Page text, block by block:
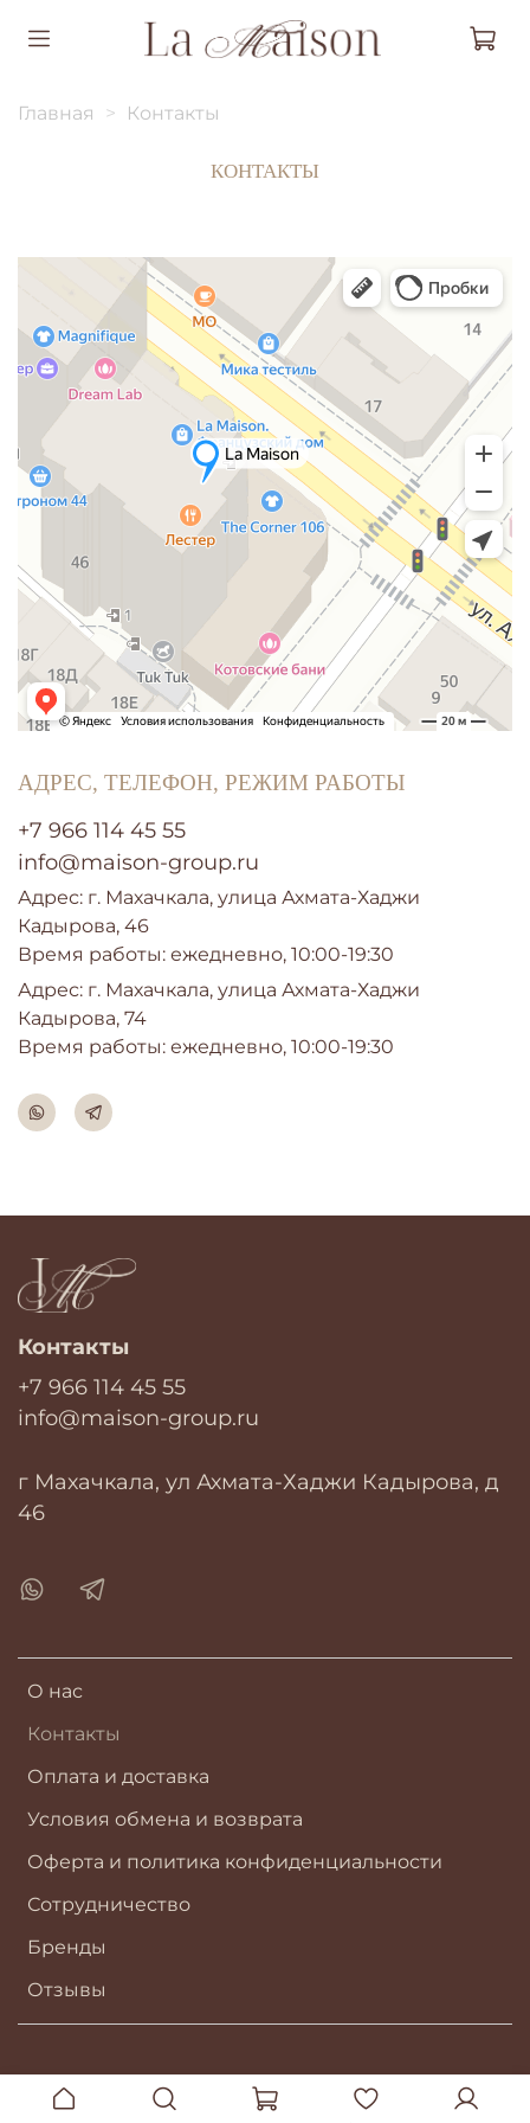
Главная Контакты
КОНТАКТЫ
АДРЕС, ТЕЛЕФОН, РЕЖИМ РАБОТЫ
+7 966 114 45 55
info@maison-group.ru
Адрес: г. Махачкала, улица Ахмата-Хаджи
Кадырова, 46
Время работы: ежедневно, 10:00-19:30
Адрес: г. Махачкала, улица Ахмата-Хаджи
Кадырова, 74
Время работы: ежедневно, 10:00-19:30
О нас
Контакты
Оплата и доставка
Условия обмена и возврата
Оферта и политика конфиденциальности
Сотрудничество
Бренды
Отзывы
Контакты
+7 966 114 45 55
info@maison-group.ru
г Махачкала, ул Ахмата-Хаджи Кадырова, д
46